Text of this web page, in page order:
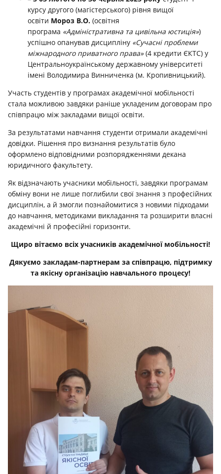
курсу другого (магістерського) рівня вищої
освіти Мороз В.О. (освітня
програма «Адміністративна та цивільна юстиція»)
успішно опанував дисципліну «Сучасні проблеми
міжнародного приватного права»(4 кредити ЄКТС) у
Центральноукраїнському державному університеті
імені Володимира Винниченка (м. Кропивницький).
Участь студентів у програмах академічної мобільності
стала можливою завдяки раніше укладеним договорам про
співпрацю між закладами вищої освіти.
За результатами навчання студенти отримали академічні
довідки. Рішення про визнання результатів було
оформлено відповідними розпорядженнями декана
юридичного факультету.
Як відзначають учасники мобільності, завдяки програмам
обміну вони не лише поглибили свої знання з професійних
дисциплін, а й змогли познайомитися з новими підходами
до навчання, методиками викладання та розширити власні
академічні й професійні горизонти.
Щиро вітаємо всіх учасників академічної мобільності!
Дякуємо закладам-партнерам за співпрацю, підтримку
та якісну організацію навчального процесу!